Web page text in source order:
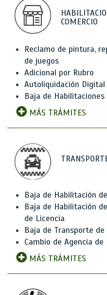
COMERCIO
Reclamo de pintura,
de juegos
Adicional por Rubro
Autoliquidación
Baja de
MÁS TRÁMITES
Baja de Habilitación
Baja de Habilitación
de Licencia
Baja de Transporte de
Cambio de Agencia de
MÁS TRÁMITES